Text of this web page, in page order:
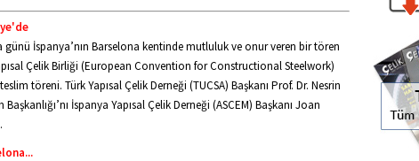
günü İspanya’nın Barselona kentinde mutluluk ve onur veren bir tören
Çelik Birliği (European Convention for Constructional Steelwork)
töreni. Türk Yapısal Çelik Derneği (TUCSA) Başkanı Prof. Dr. Nesrin
İspanya Yapısal Çelik Derneği (ASCEM) Başkanı Joan